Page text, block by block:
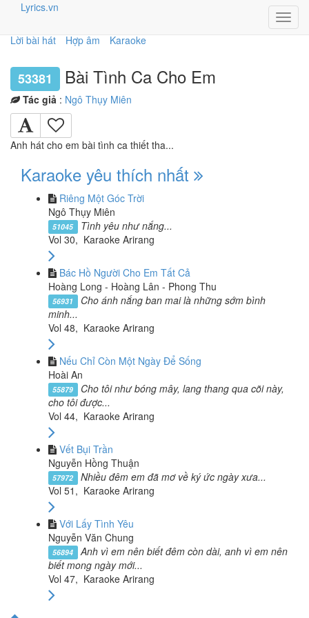
Lyrics.vn
Lời bài hát Hợp âm Karaoke
53381 Bài Tình Ca Cho Em
Tác giả : Ngô Thụy Miên
Anh hát cho em bài tình ca thiết tha...
Karaoke yêu thích nhất
Riêng Một Góc Trời
Ngô Thụy Miên
51045 Tình yêu như nắng...
Vol 30, Karaoke Arirang
Bác Hồ Người Cho Em Tất Cả
Hoàng Long - Hoàng Lân - Phong Thu
56931 Cho ánh nắng ban mai là những sớm bình
minh...
Vol 48, Karaoke Arirang
Nếu Chỉ Còn Một Ngày Để Sống
Hoài An
55879 Cho tôi như bóng mây, lang thang qua cõi này,
cho tôi được...
Vol 44, Karaoke Arirang
Vết Bụi Trần
Nguyễn Hồng Thuận
57972 Nhiều đêm em đã mơ về ký ức ngày xưa...
Vol 51, Karaoke Arirang
Với Lấy Tình Yêu
Nguyễn Văn Chung
56894 Anh vì em nên biết đêm còn dài, anh vì em nên
biết mong ngày mới...
Vol 47, Karaoke Arirang